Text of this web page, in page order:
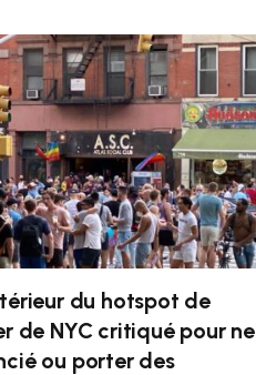
du hotspot de
de NYC critiqué pour ne
ou porter des